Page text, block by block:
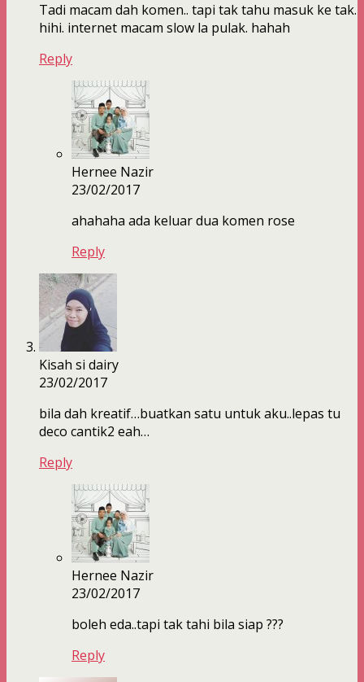
Tadi macam dah komen.. tapi tak tahu masuk ke tak.
hihi. internet macam slow la pulak. hahah
Reply
Hernee Nazir
23/02/2017
ahahaha ada keluar dua komen rose
Reply
Kisah si dairy
23/02/2017
bila dah kreatif…buatkan satu untuk aku..lepas tu
deco cantik2 eah…
Reply
Hernee Nazir
23/02/2017
boleh eda..tapi tak tahi bila siap ???
Reply